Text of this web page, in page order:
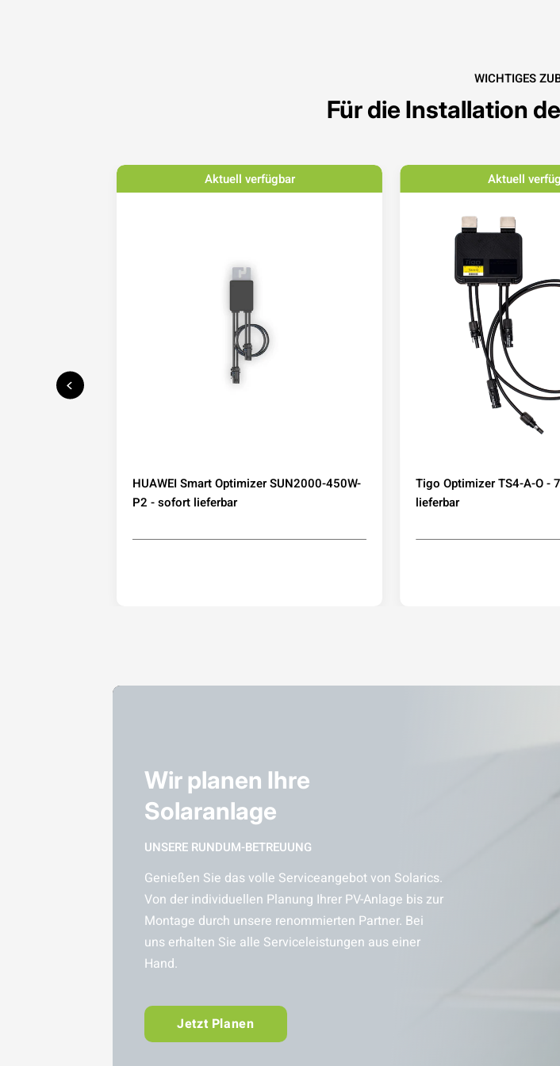
WICHTIGES
Für die Installation
Aktuell verfügbar
HUAWEI Smart Optimizer SUN2000-450W-
P2 - sofort lieferbar
Aktuell
Tigo Optimizer TS4-A-O -
lieferbar
Wir planen Ihre
Solaranlage
UNSERE RUNDUM-BETREUUNG
Genießen Sie das volle Serviceangebot von Solarics.
Von der individuellen Planung Ihrer PV-Anlage bis zur
Montage durch unsere renommierten Partner. Bei
uns erhalten Sie alle Serviceleistungen aus einer
Hand.
Jetzt Planen